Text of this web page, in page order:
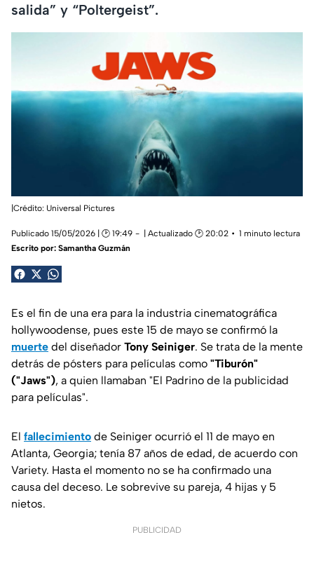
salida” y “Poltergeist”.
|Crédito: Universal Pictures
Publicado 15/05/2026 | 🕑 19:49 | Actualizado 🕑 20:02
1 minuto lectura
Escrito por: Samantha Guzmán
Es el fin de una era para la industria cinematográfica
hollywoodense, pues este 15 de mayo se confirmó la
muerte del diseñador Tony Seiniger. Se trata de la mente
detrás de pósters para películas como "Tiburón"
("Jaws"), a quien llamaban "El Padrino de la publicidad
para películas".
El fallecimiento de Seiniger ocurrió el 11 de mayo en
Atlanta, Georgia; tenía 87 años de edad, de acuerdo con
Variety. Hasta el momento no se ha confirmado una
causa del deceso. Le sobrevive su pareja, 4 hijas y 5
nietos.
PUBLICIDAD